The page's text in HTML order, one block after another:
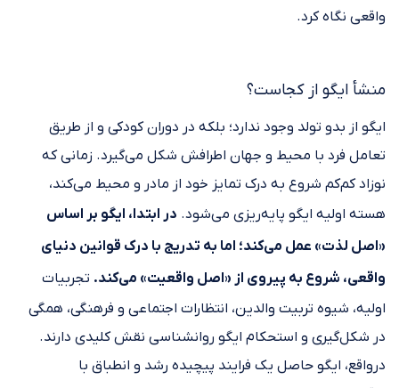
واقعی نگاه کرد.
منشأ ایگو از کجاست؟
ایگو از بدو تولد وجود ندارد؛ بلکه در دوران کودکی و از طریق
تعامل فرد با محیط و جهان اطرافش شکل می‌گیرد. زمانی که
نوزاد کم‌کم شروع به درک تمایز خود از مادر و محیط می‌کند،
هسته اولیه ایگو پایه‌ریزی می‌شود. در ابتدا، ایگو بر اساس
«اصل لذت» عمل می‌کند؛ اما به تدریج با درک قوانین دنیای
واقعی، شروع به پیروی از «اصل واقعیت» می‌کند. تجربیات
اولیه، شیوه تربیت والدین، انتظارات اجتماعی و فرهنگی، همگی
در شکل‌گیری و استحکام ایگو روانشناسی نقش کلیدی دارند.
درواقع، ایگو حاصل یک فرایند پیچیده رشد و انطباق با